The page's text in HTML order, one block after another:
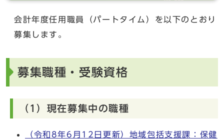
会計年度任用職員（パートタイム）を以下のとおり
募集します。
募集職種・受験資格
（1）現在募集中の職種
（令和8年6月12日更新）地域包括支援課：保健